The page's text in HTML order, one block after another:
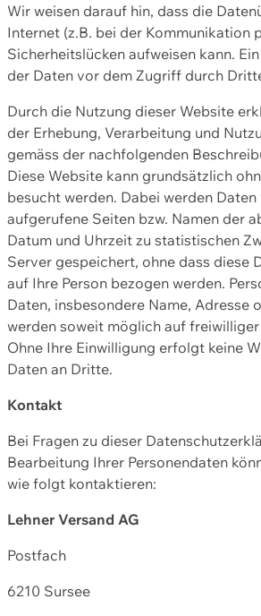
Wir weisen darauf hin, dass die
Internet (z.B. bei der Kommunikation
Sicherheitslücken aufweisen kann.
der Daten vor dem Zugriff durch
Durch die Nutzung dieser Website
der Erhebung, Verarbeitung und
gemäss der nachfolgenden
Diese Website kann grundsätzlich
besucht werden. Dabei werden
aufgerufene Seiten bzw. Namen der
Datum und Uhrzeit zu statistischen
Server gespeichert, ohne dass diese
auf Ihre Person bezogen werden.
Daten, insbesondere Name, Adresse
werden soweit möglich auf freiwilliger
Ohne Ihre Einwilligung erfolgt keine
Daten an Dritte.
Kontakt
Bei Fragen zu dieser
Bearbeitung Ihrer Personendaten
wie folgt kontaktieren:
Lehner Versand AG
Postfach
6210 Sursee